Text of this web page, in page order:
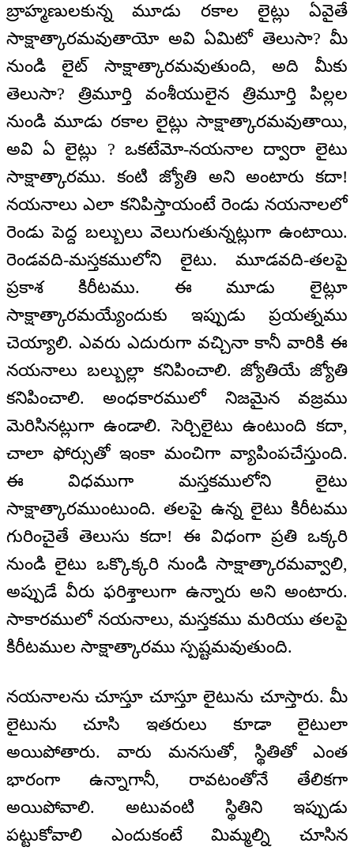
బ్రాహ్మణులకున్న మూడు రకాల లైట్లు ఏవైతే
సాక్షాత్కారమవుతాయో అవి ఏమిటో తెలుసా? మీ
నుండి లైట్ సాక్షాత్కారమవుతుంది, అది మీకు
తెలుసా? త్రిమూర్తి వంశీయులైన త్రిమూర్తి పిల్లల
నుండి మూడు రకాల లైట్లు సాక్షాత్కారమవుతాయి,
అవి ఏ లైట్లు ? ఒకటేమో-నయనాల ద్వారా లైటు
సాక్షాత్కారము. కంటి జ్యోతి అని అంటారు కదా!
నయనాలు ఎలా కనిపిస్తాయంటే రెండు నయనాలలో
రెండు పెద్ద బల్బులు వెలుగుతున్నట్లుగా ఉంటాయి.
రెండవది-మస్తకములోని లైటు. మూడవది-తలపై
ప్రకాశ కిరీటము. ఈ మూడు లైట్లూ
సాక్షాత్కారమయ్యేందుకు ఇప్పుడు ప్రయత్నము
చెయ్యాలి. ఎవరు ఎదురుగా వచ్చినా కానీ వారికి ఈ
నయనాలు బల్బుల్లా కనిపించాలి. జ్యోతియే జ్యోతి
కనిపించాలి. అంధకారములో నిజమైన వజ్రము
మెరిసినట్లుగా ఉండాలి. సెర్చిలైటు ఉంటుంది కదా,
చాలా ఫోర్సుతో ఇంకా మంచిగా వ్యాపింపచేస్తుంది.
ఈ విధముగా మస్తకములోని లైటు
సాక్షాత్కారముంటుంది. తలపై ఉన్న లైటు కిరీటము
గురించైతే తెలుసు కదా! ఈ విధంగా ప్రతి ఒక్కరి
నుండి లైటు ఒక్కొక్కరి నుండి సాక్షాత్కారమవ్వాలి,
అప్పుడే వీరు ఫరిశ్తాలుగా ఉన్నారు అని అంటారు.
సాకారములో నయనాలు, మస్తకము మరియు తలపై
కిరీటముల సాక్షాత్కారము స్పష్టమవుతుంది.
నయనాలను చూస్తూ చూస్తూ లైటును చూస్తారు. మీ
లైటును చూసి ఇతరులు కూడా లైటులా
అయిపోతారు. వారు మనసుతో, స్థితితో ఎంత
భారంగా ఉన్నాగానీ, రావటంతోనే తేలికగా
అయిపోవాలి. అటువంటి స్థితిని ఇప్పుడు
పట్టుకోవాలి ఎందుకంటే మిమ్మల్ని చూసిన